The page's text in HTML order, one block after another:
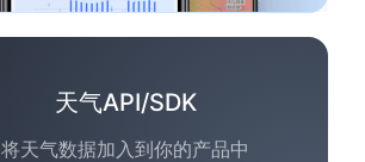
天气API/SDK
将天气数据加入到你的产品中